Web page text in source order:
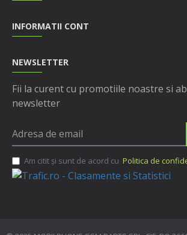
INFORMATII CONT
NEWSLETTER
Fii la curent cu promotiile noastre si
newsletter
Am citit şi sunt de acord cu Politica de